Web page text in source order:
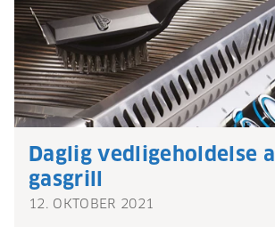
Daglig vedligeholdelse
gasgrill
12. OKTOBER 2021